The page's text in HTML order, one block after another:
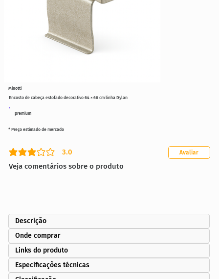
premium
Encosto de cabeça estofado decorativo 64 × 66 cm linha Dylan
3.0
classificação média é 3 de 5
Veja comentários sobre o produto
Avaliar
* Preço estimado de mercado
Minotti
Descrição
Onde comprar
Links do produto
Especificações técnicas